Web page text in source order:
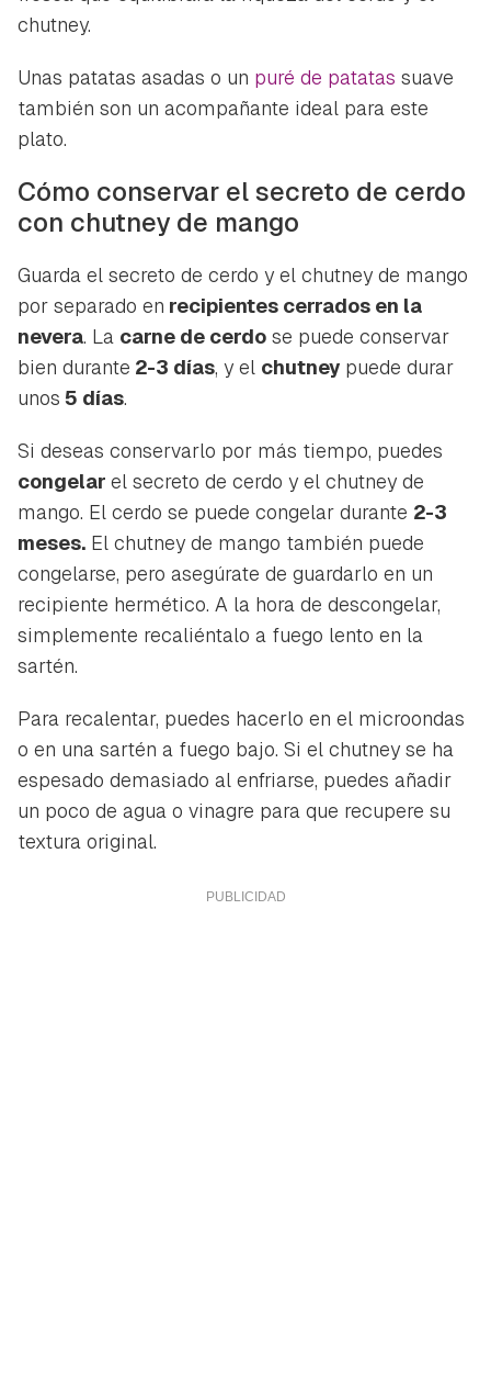
chutney.
Unas patatas asadas o un puré de patatas suave
también son un acompañante ideal para este
plato.
Cómo conservar el secreto de cerdo
con chutney de mango
Guarda el secreto de cerdo y el chutney de mango
por separado en recipientes cerrados en la
nevera. La carne de cerdo se puede conservar
bien durante 2-3 días, y el chutney puede durar
unos 5 días.
Si deseas conservarlo por más tiempo, puedes
congelar el secreto de cerdo y el chutney de
mango. El cerdo se puede congelar durante 2-3
meses. El chutney de mango también puede
congelarse, pero asegúrate de guardarlo en un
recipiente hermético. A la hora de descongelar,
simplemente recaliéntalo a fuego lento en la
sartén.
Para recalentar, puedes hacerlo en el microondas
o en una sartén a fuego bajo. Si el chutney se ha
espesado demasiado al enfriarse, puedes añadir
un poco de agua o vinagre para que recupere su
textura original.